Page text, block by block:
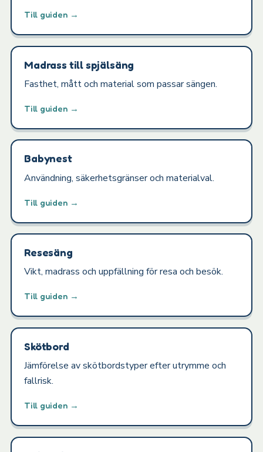
Till guiden →
Madrass till spjälsäng
Fasthet, mått och material som passar sängen.
Till guiden →
Babynest
Användning, säkerhetsgränser och materialval.
Till guiden →
Resesäng
Vikt, madrass och uppfällning för resa och besök.
Till guiden →
Skötbord
Jämförelse av skötbordstyper efter utrymme och
fallrisk.
Till guiden →